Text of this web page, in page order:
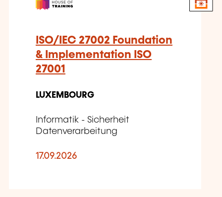
ISO/IEC 27002 Foundation
& Implementation ISO
27001
LUXEMBOURG
Informatik - Sicherheit
Datenverarbeitung
17.09.2026